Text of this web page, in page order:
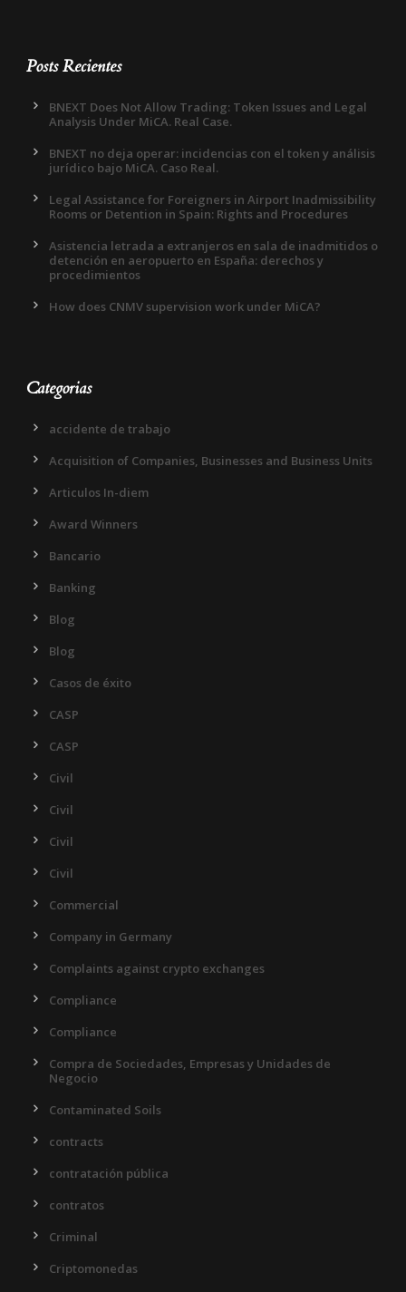
Posts Recientes
BNEXT Does Not Allow Trading: Token Issues and Legal
Analysis Under MiCA. Real Case.
BNEXT no deja operar: incidencias con el token y análisis
jurídico bajo MiCA. Caso Real.
Legal Assistance for Foreigners in Airport Inadmissibility
Rooms or Detention in Spain: Rights and Procedures
Asistencia letrada a extranjeros en sala de inadmitidos o
detención en aeropuerto en España: derechos y
procedimientos
How does CNMV supervision work under MiCA?
Categorias
accidente de trabajo
Acquisition of Companies, Businesses and Business Units
Articulos In-diem
Award Winners
Bancario
Banking
Blog
Blog
Casos de éxito
CASP
CASP
Civil
Civil
Civil
Civil
Commercial
Company in Germany
Complaints against crypto exchanges
Compliance
Compliance
Compra de Sociedades, Empresas y Unidades de
Negocio
Contaminated Soils
contracts
contratación pública
contratos
Criminal
Criptomonedas